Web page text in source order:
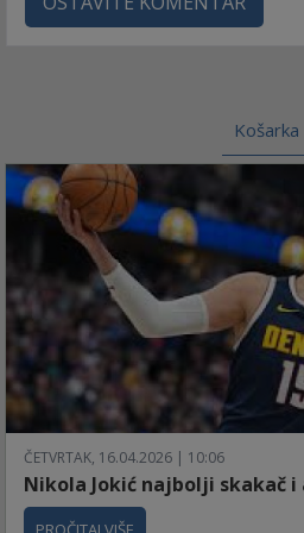
Košarka
ČETVRTAK, 16.04.2026 | 10:06
Nikola Jokić najbolji skakač